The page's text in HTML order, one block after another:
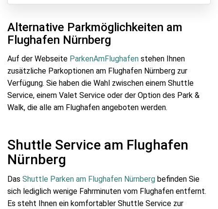
Alternative Parkmöglichkeiten am
Flughafen Nürnberg
Auf der Webseite ParkenAmFlughafen stehen Ihnen
zusätzliche Parkoptionen am Flughafen Nürnberg zur
Verfügung. Sie haben die Wahl zwischen einem Shuttle
Service, einem Valet Service oder der Option des Park &
Walk, die alle am Flughafen angeboten werden.
Shuttle Service am Flughafen
Nürnberg
Das Shuttle Parken am Flughafen Nürnberg befinden Sie
sich lediglich wenige Fahrminuten vom Flughafen entfernt.
Es steht Ihnen ein komfortabler Shuttle Service zur